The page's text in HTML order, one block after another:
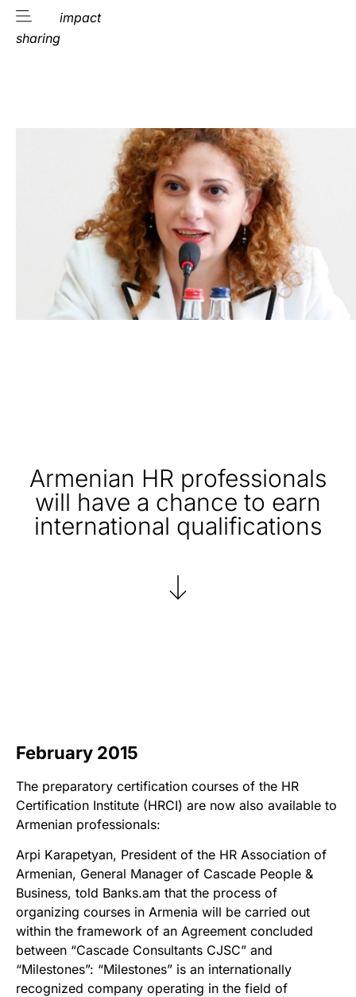
impact
sharing
Armenian HR professionals
will have a chance to earn
international qualifications
February 2015
The preparatory certification courses of the HR
Certification Institute (HRCI) are now also available to
Armenian professionals:
Arpi Karapetyan, President of the HR Association of
Armenian, General Manager of Cascade People &
Business, told Banks.am that the process of
organizing courses in Armenia will be carried out
within the framework of an Agreement concluded
between “Cascade Consultants CJSC” and
“Milestones”: “Milestones” is an internationally
recognized company operating in the field of